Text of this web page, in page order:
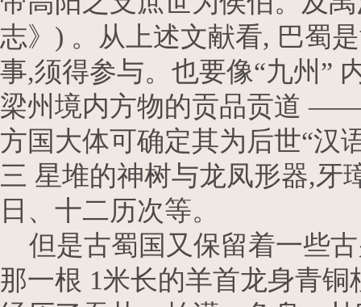
志》) 。从上述文献看, 巴蜀
事,须得参与。也要像“九州”
梁州境内方物的贡品贡道
方国大体可确定其为后世“汉
三 星堆的神树与龙凤形器,牙
日、十二历次等。
但是古蜀国又保留着一些
那一根 1米长的羊首龙身青